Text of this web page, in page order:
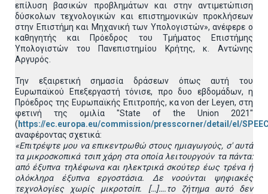
επίλυση βασικών προβλημάτων και στην αντιμετώπιση
δύσκολων τεχνολογικών και επιστημονικών προκλήσεων
στην Επιστήμη και Μηχανική των Υπολογιστών», ανέφερε ο
καθηγητής και Πρόεδρος του Τμήματος Επιστήμης
Υπολογιστών του Πανεπιστημίου Κρήτης, κ. Αντώνης
Αργυρός.
Την εξαιρετική σημασία δράσεων όπως αυτή του
Ευρωπαϊκού Επεξεργαστή τόνισε, προ δυο εβδομάδων, η
Πρόεδρος της Ευρωπαϊκής Επιτροπής, κα von der Leyen, στη
φετινή της ομιλία "State of the Union 2021"
( https://ec.europa.eu/commission/presscorner/detail/el/
αναφέροντας σχετικά:
«Επιτρέψτε μου να επικεντρωθώ στους ημιαγωγούς, σ' αυτά
τα μικροσκοπικά τσιπ χάρη στα οποία λειτουργούν τα πάντα:
από έξυπνα τηλέφωνα και ηλεκτρικά σκούτερ έως τρένα ή
ολόκληρα έξυπνα εργοστάσια. Δε νοούνται ψηφιακές
τεχνολογίες χωρίς μικροτσίπ. […]….το ζήτημα αυτό δεν